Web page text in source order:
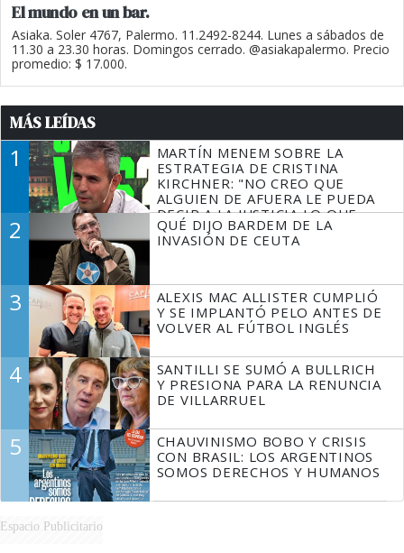
El mundo en un bar.
Asiaka. Soler 4767, Palermo. 11.2492-8244. Lunes a sábados de
11.30 a 23.30 horas. Domingos cerrado. @asiakapalermo. Precio
promedio: $ 17.000.
MÁS LEÍDAS
1
MARTÍN MENEM SOBRE LA
ESTRATEGIA DE CRISTINA
KIRCHNER: "NO CREO QUE
ALGUIEN DE AFUERA LE PUEDA
DECIR A LA JUSTICIA LO QUE
TIENE QUE HACER"
2
QUÉ DIJO BARDEM DE LA
INVASIÓN DE CEUTA
3
ALEXIS MAC ALLISTER CUMPLIÓ
Y SE IMPLANTÓ PELO ANTES DE
VOLVER AL FÚTBOL INGLÉS
4
SANTILLI SE SUMÓ A BULLRICH
Y PRESIONA PARA LA RENUNCIA
DE VILLARRUEL
5
CHAUVINISMO BOBO Y CRISIS
CON BRASIL: LOS ARGENTINOS
SOMOS DERECHOS Y HUMANOS
Espacio Publicitario